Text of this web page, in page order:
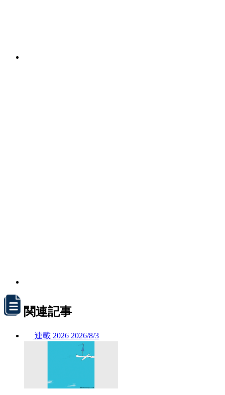
関連記事
連載 2026 2026/8/3